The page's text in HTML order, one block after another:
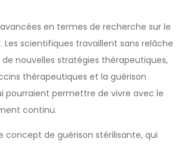
en termes de recherche sur le
Les scientifiques travaillent sans relâche
nouvelles stratégies thérapeutiques,
thérapeutiques et la guérison
pourraient permettre de vivre avec le
continu.
concept de guérison stérilisante, qui